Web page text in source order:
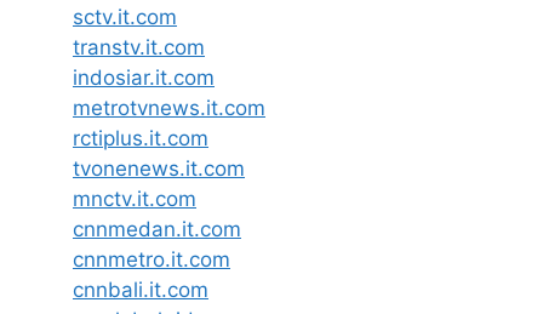
sctv.it.com
transtv.it.com
indosiar.it.com
metrotvnews.it.com
rctiplus.it.com
tvonenews.it.com
mnctv.it.com
cnnmedan.it.com
cnnmetro.it.com
cnnbali.it.com